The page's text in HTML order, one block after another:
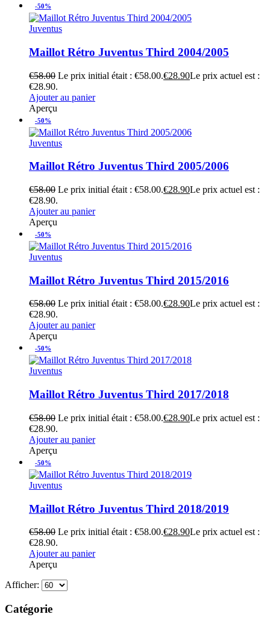
-50%
Juventus
Maillot Rétro Juventus Third 2004/2005
€58.00 Le prix initial était : €58.00.€28.90Le prix actuel est :
€28.90.
Ajouter au panier
Aperçu
-50%
Juventus
Maillot Rétro Juventus Third 2005/2006
€58.00 Le prix initial était : €58.00.€28.90Le prix actuel est :
€28.90.
Ajouter au panier
Aperçu
-50%
Juventus
Maillot Rétro Juventus Third 2015/2016
€58.00 Le prix initial était : €58.00.€28.90Le prix actuel est :
€28.90.
Ajouter au panier
Aperçu
-50%
Juventus
Maillot Rétro Juventus Third 2017/2018
€58.00 Le prix initial était : €58.00.€28.90Le prix actuel est :
€28.90.
Ajouter au panier
Aperçu
-50%
Juventus
Maillot Rétro Juventus Third 2018/2019
€58.00 Le prix initial était : €58.00.€28.90Le prix actuel est :
€28.90.
Ajouter au panier
Aperçu
Afficher:
Catégorie